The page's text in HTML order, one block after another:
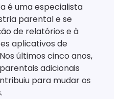
é uma especialista
parental e se
de relatórios e à
aplicativos de
últimos cinco anos,
adicionais
para mudar os